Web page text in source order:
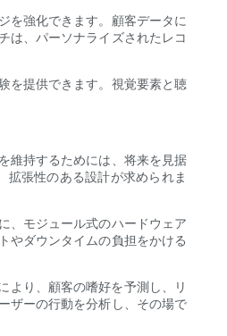
を強化できます。顧客データに
は、パーソナライズされたレコ
を提供できます。視覚要素と聴
維持するためには、将来を見据
張性のある設計が求められま
、モジュール式のハードウェア
やダウンタイムの負担をかける
より、顧客の嗜好を予測し、リ
ザーの行動を分析し、その場で